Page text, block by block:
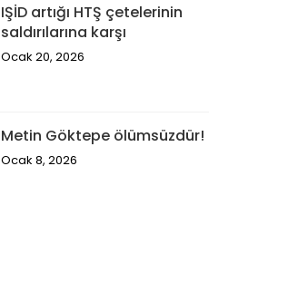
IŞİD artığı HTŞ çetelerinin
saldırılarına karşı
Ocak 20, 2026
Metin Göktepe ölümsüzdür!
Ocak 8, 2026